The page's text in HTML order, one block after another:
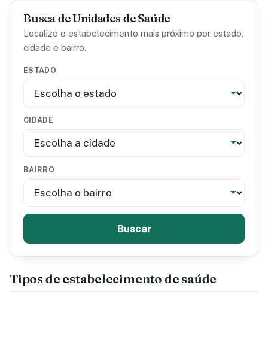
Busca de Unidades de Saúde
Localize o estabelecimento mais próximo por estado,
cidade e bairro.
ESTADO
CIDADE
BAIRRO
Buscar
Tipos de estabelecimento de saúde